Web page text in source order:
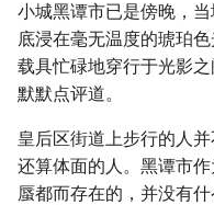
小城黑谭市已是傍晚，
底浸在毫无温度的琥珀
载具忙碌地穿行于光影
默默点评道。
皇后区街道上步行的人
还算体面的人。黑谭市
蜃都而存在的，并没有